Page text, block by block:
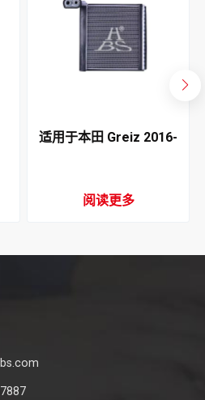
适用于本田 Greiz 2016-
阅读更多